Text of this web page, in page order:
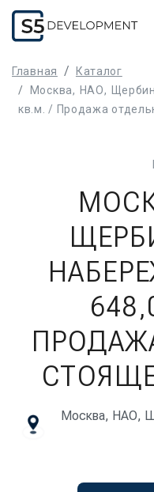
+7
Главная
Каталог
Москва, НАО,
кв.м. / Продажа
Москва, НАО,